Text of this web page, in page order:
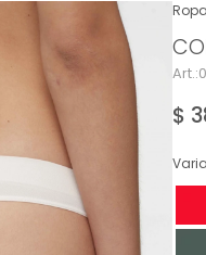
$